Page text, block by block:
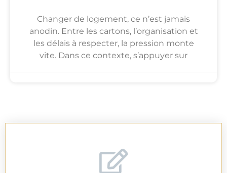
Changer de logement, ce n’est jamais
anodin. Entre les cartons, l’organisation et
les délais à respecter, la pression monte
vite. Dans ce contexte, s’appuyer sur